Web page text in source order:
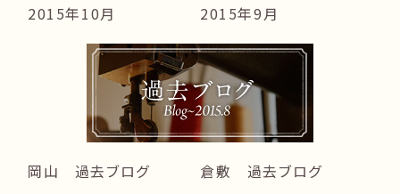
2015年10月
2015年9月
岡山 過去ブログ
倉敷 過去ブログ